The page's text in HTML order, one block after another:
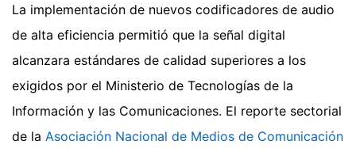
La implementación de nuevos codificadores de audio
de alta eficiencia permitió que la señal digital
alcanzara estándares de calidad superiores a los
exigidos por el Ministerio de Tecnologías de la
Información y las Comunicaciones. El reporte sectorial
de la Asociación Nacional de Medios de Comunicación